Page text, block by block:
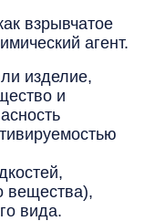
взрывчатое
агент.
изделие,
и
вещества),
вида.